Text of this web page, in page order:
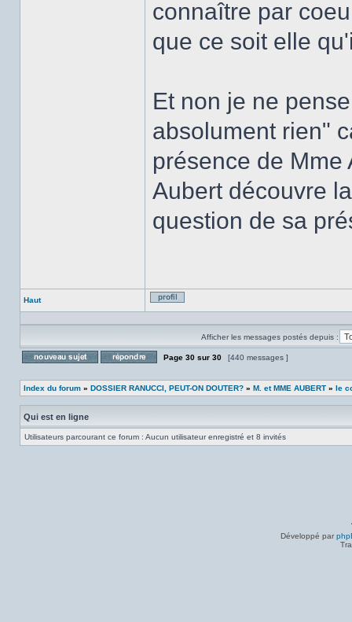
connaître par
que ce soit elle
Et non je ne
absolument rien"
présence de Mme
Aubert découvre
question de sa
Haut
Profil
Afficher les messages postés depuis :
Page 30 sur 30 [440 messages ]
Index du forum » DOSSIER RANUCCI, PEUT-ON DOUTER? » M. et MME AUBERT » le
Qui est en ligne
Utilisateurs parcourant ce forum : Aucun utilisateur enregistré et 8 invités
Développé par